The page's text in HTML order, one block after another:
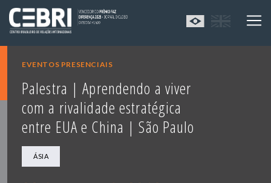
EVENTOS PRESENCIAIS
Palestra | Aprendendo a viver
com a rivalidade estratégica
entre EUA e China | São Paulo
ÁSIA